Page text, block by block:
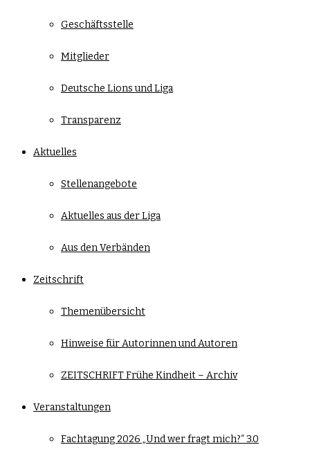
Geschäftsstelle
Mitglieder
Deutsche Lions und Liga
Transparenz
Aktuelles
Stellenangebote
Aktuelles aus der Liga
Aus den Verbänden
Zeitschrift
Themenübersicht
Hinweise für Autorinnen und Autoren
ZEITSCHRIFT Frühe Kindheit – Archiv
Veranstaltungen
Fachtagung 2026 „Und wer fragt mich?“ 3.0